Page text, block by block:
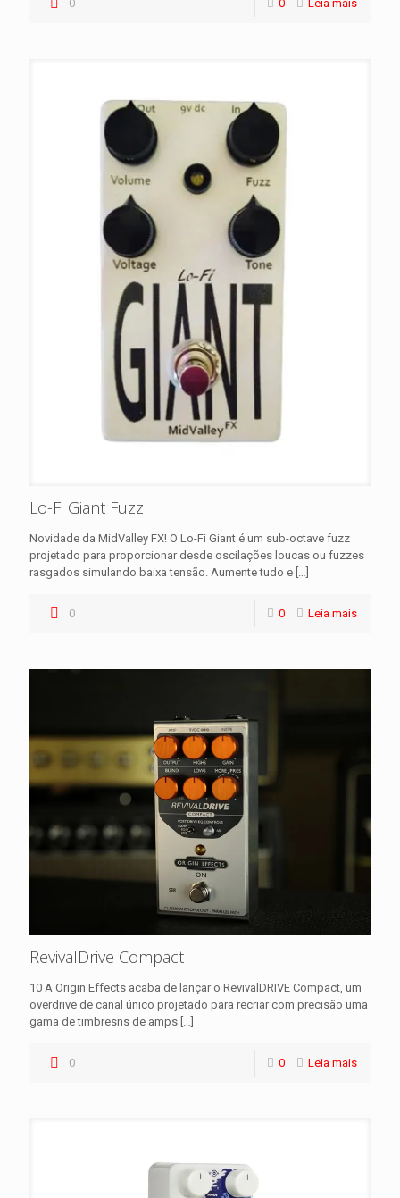
0 0 Leia mais
Lo-Fi Giant Fuzz
Novidade da MidValley FX! O Lo-Fi Giant é um sub-octave fuzz
projetado para proporcionar desde oscilações loucas ou fuzzes
rasgados simulando baixa tensão. Aumente tudo e […]
0 0 Leia mais
RevivalDrive Compact
10 A Origin Effects acaba de lançar o RevivalDRIVE Compact, um
overdrive de canal único projetado para recriar com precisão uma
gama de timbresns de amps
0 0 Leia mais